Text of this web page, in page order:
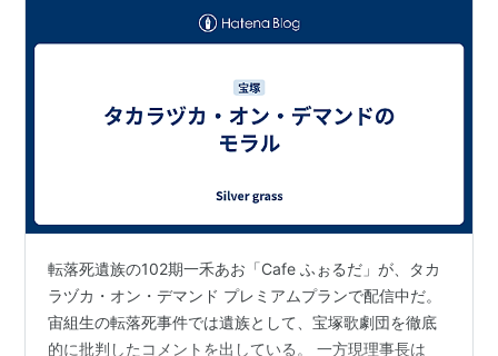
転落死遺族の102期一禾あお「Cafe ふぉるだ」が、タカ
ラヅカ・オン・デマンド プレミアムプランで配信中だ。
宙組生の転落死事件では遺族として、宝塚歌劇団を徹底
的に批判したコメントを出している。 一方現理事長は